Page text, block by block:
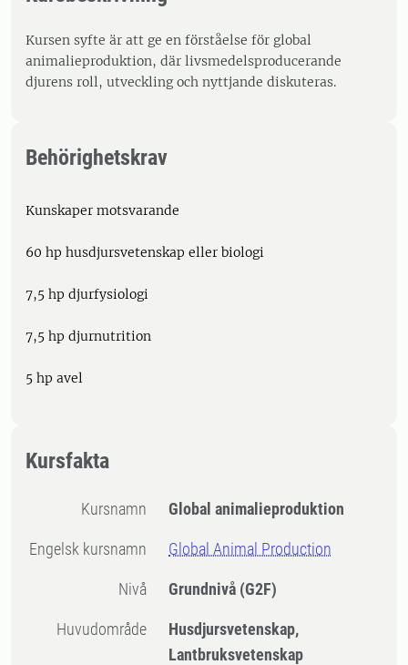
Kursen syfte är att ge en förståelse för global
animalieproduktion, där livsmedelsproducerande
djurens roll, utveckling och nyttjande diskuteras.
Behörighetskrav
Kunskaper motsvarande
60 hp husdjursvetenskap eller biologi
7,5 hp djurfysiologi
7,5 hp djurnutrition
5 hp avel
Kursfakta
Kursnamn Global animalieproduktion
Engelsk kursnamn Global Animal Production
Nivå Grundnivå (G2F)
Huvudområde
Husdjursvetenskap,
Lantbruksvetenskap